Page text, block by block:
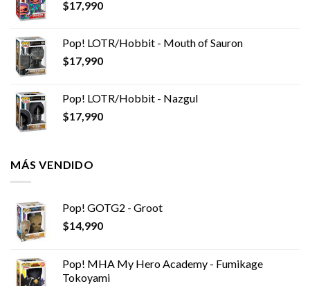
$17,990
Pop! LOTR/Hobbit - Mouth of Sauron
$17,990
Pop! LOTR/Hobbit - Nazgul
$17,990
MÁS VENDIDO
Pop! GOTG2 - Groot
$14,990
Pop! MHA My Hero Academy - Fumikage
Tokoyami